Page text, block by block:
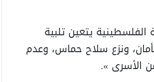
يتعين تلبية
ونزع سلاح حماس، وعدم
الأسرى ».